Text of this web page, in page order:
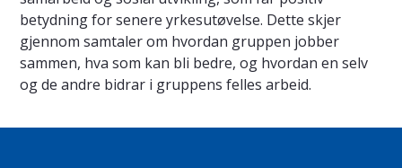
betydning for senere yrkesutøvelse. Dette skjer
gjennom samtaler om hvordan gruppen jobber
sammen, hva som kan bli bedre, og hvordan en selv
og de andre bidrar i gruppens felles arbeid.